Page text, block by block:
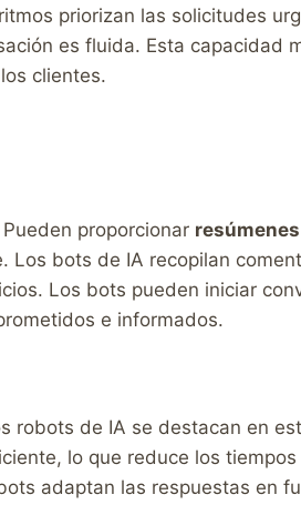
priorizan las solicitudes
es fluida. Esta capacidad
clientes.
proporcionar
Los bots de IA recopilan
Los bots pueden iniciar
e informados.
robots de IA se destacan en
lo que reduce los
adaptan las respuestas en